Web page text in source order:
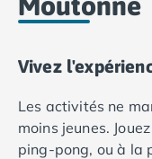
Camping Midi-
Camping Millau
Camping Saint-
Camping Gers
Camping Lot
Vivez
Les activités ne
moins jeunes.
ping-pong, ou à la